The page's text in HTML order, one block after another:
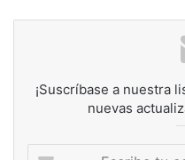
¡Suscríbase a nuestra
nuevas